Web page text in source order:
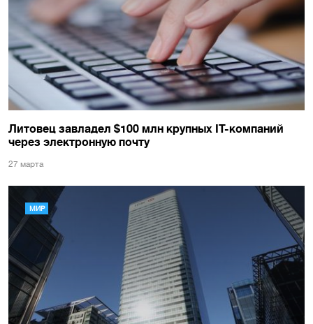
Литовец завладел $100 млн крупных IT-компаний
через электронную почту
27 марта
МИР